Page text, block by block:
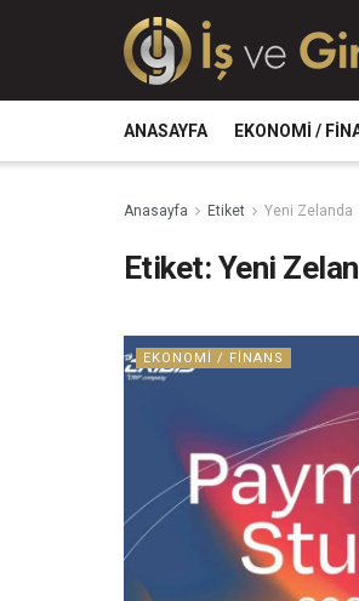
ANASAYFA EKONOMI /
Anasayfa Etiket Yeni Zelanda
Etiket: Yeni
EKONOMI / FINANS